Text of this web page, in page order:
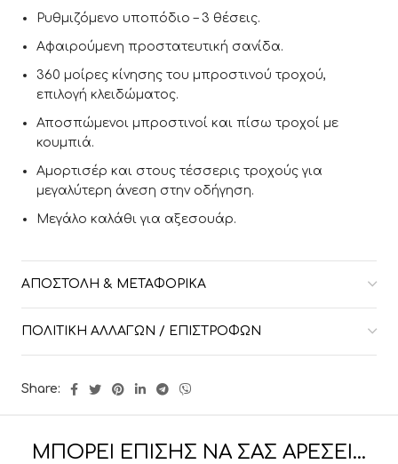
Ρυθμιζόμενο υποπόδιο – 3 θέσεις.
Αφαιρούμενη προστατευτική σανίδα.
360 μοίρες κίνησης του μπροστινού τροχού,
επιλογή κλειδώματος.
Αποσπώμενοι μπροστινοί και πίσω τροχοί με
κουμπιά.
Αμορτισέρ και στους τέσσερις τροχούς για
μεγαλύτερη άνεση στην οδήγηση.
Μεγάλο καλάθι για αξεσουάρ.
ΑΠΟΣΤΟΛΉ & ΜΕΤΑΦΟΡΙΚΆ
ΠΟΛΙΤΙΚΉ ΑΛΛΑΓΏΝ / ΕΠΙΣΤΡΟΦΏΝ
Share:
ΜΠΟΡΕΊ ΕΠΊΣΗΣ ΝΑ ΣΑΣ ΑΡΈΣΕΙ…